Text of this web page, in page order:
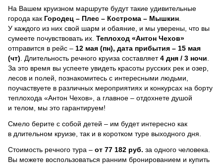
На Вашем круизном маршруте будут такие удивительные
города как Городец – Плес – Кострома – Мышкин
У каждого из них свой шарм и обаяние, и мы уверены, что вы
сумеете почувствовать их. Теплоход «Антон Чехов»
отправится в рейс – 12 мая (пн), дата прибытия – 15 мая
(чт) . Длительность речного круиза составляет4 дня / 3 ночи
За это время вы успеете увидеть красоты русских рек и озер,
лесов и полей, познакомитесь с интересными людьми,
поучаствуете в различных мероприятиях и конкурсах на борту
теплохода «Антон Чехов», а главное – отдохнете душой
и телом, мы это гарантируем!
Смело берите с собой детей – им будет интересно как
в длительном круизе, так и в коротком туре выходного дня.
Стоимость речного тура – от 77 182 руб. за одного человека.
Вы можете воспользоваться ранним бронированием и купить